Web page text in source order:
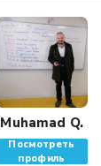
Muhamad Q.
Посмотреть
профиль